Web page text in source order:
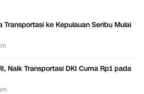
Transportasi ke Kepulauan Seribu Mulai
Naik Transportasi DKI Cuma Rp1 pada